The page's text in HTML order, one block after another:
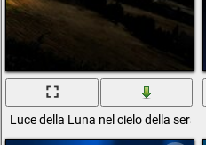
Luce della Luna nel cielo della sera